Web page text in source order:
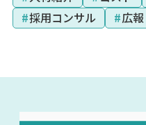
#採用コンサル #広報